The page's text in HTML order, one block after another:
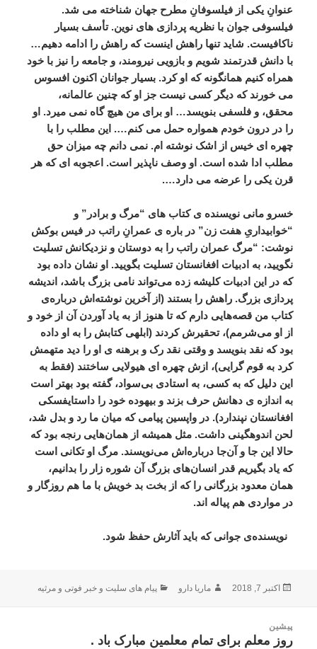
عنوانِ یکی از فیلسوفانِ مطرح جهان شناخته می شد.
فیلسوفی جوان با نظریه پردازی های نوین.تأسف بسیار
ناکافیست. شاید تنها راهش اینست که راهش را ادامه دهیم…
با دانش قدرتمند شویم و بازویی نیرومند، و جامعه را نیز با خود
همراه کنیم همانگونه که او کرد.بسیار جوانان اکنون افسوس
می خورند که دیگر کسی نیست جز او که چنین عالمانه،
محقق، و فلسفی بنویسد… او برای من هیچ گاه نمی میرد. او
را
در درون خودم همواره حمل می کنم…. این مطلب را
با
چهره ای خیس از اشک نوشته ام.نمی دانم چه میزان حق
مطلب ادا شده است. او وصف ناپذیر است. اعجوبه ای که هر
قرن یکی را عرضه می دارد….
خسرو مانی نویسنده ی کتاب های “مرگ و برادر ”و
“خوابیداریِ هفت زن”در باره ی عمرانِ راتب در فیس بوکش
نوشت: “مرگ عمران راتب را به دوستان و نزدیکانش تسلیت
نگویید، به ادبیات افغانستان تسلیت بگویید. او نشان داده بود
که در این ادبیات کلیشه ‌زده میتواند نامی بزرگ باشد، اندیشه
پردازی بزرگ.راهش را بستند ( از آخرین نوشته اش دربارهی
کتاب من قصههایی دارم که تا هنوز از به یاد آوردن آن از خود و
از
او میشرمم)، تحقیرش کردند ( ابلهی کتابش را به او داده
بود که نقد بنویسد و وقتی نقد رک و برهنه ‌ی او را دید متهمش
کرد به قوم ‌گرایی)، ازش چهره ای هیولایی ساختند (فقط به
این دلیل که به کسی، به استادی بیسواد، گفته بود بهتر
است
به اندازه ‌ی دهانش حرف بزند و بیهوده خود را
داستایفسکی
افغانستان نپندارد).در واپسین پیامی که میان ما رد و بدل شد،
لحن اندوهگینی داشت.مثل همیشه از همانهایی رنجه بود که
حالا این ‌جا و آنجا درباره اش مینویسند.مرگ او تکانی است
که یاد بگیریم قدر انسانهای بزرگ آن شوره ‌زار را
بدانیم،
همان معدود بزرگانی را که از بخت بد خویش با ما هم ‌روزگار و
در مواردی هم ‌پیاله اند.
نویسنده‌ی جوانی که باید آثارش حفظ شود.
ارسال
اکتبر 7, 2018 نویسنده
ماریا دارو دسته‌ها
پیام های سلیت و خبر فوتی و مرثیه
نوشتهپیشین
نوشته
روز معلم برای تمام معلمین مبارک باد .